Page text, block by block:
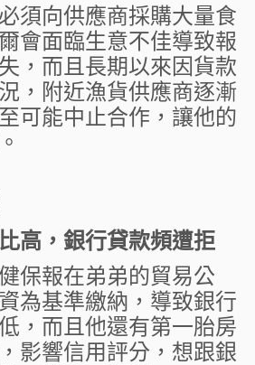
須向供應商採購大量食
會面臨生意不佳導致報
，而且長期以來因貨款
，附近漁貨供應商逐漸
可能中止合作，讓他的
高，銀行貸款頻遭拒
保報在弟弟的貿易公
為基準繳納，導致銀行
，而且他還有第一胎房
影響信用評分，想跟銀